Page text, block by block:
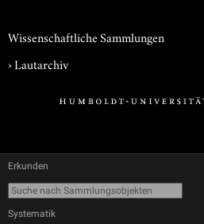
Wissenschaftliche Sammlungen
›Lautarchiv
Erkunden
Systematik